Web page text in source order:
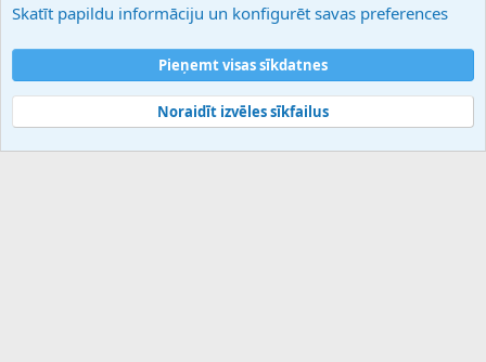
Palīdzība
Noteikumi un nosacījumi
Privātuma politika
Community platform by XenForo® © 2010-2025 XenForo Ltd.
Skatīt papildu informāciju un konfigurēt savas preferences
Pieņemt visas sīkdatnes
Noraidīt izvēles sīkfailus